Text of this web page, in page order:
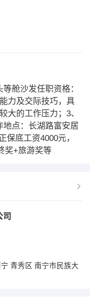
舱沙发任职资格：
力及交际技巧，具
大的工作压力；3、
地点：长湖路富安居
保底工资4000元，
奖+旅游奖等
司
青秀区 南宁市民族大